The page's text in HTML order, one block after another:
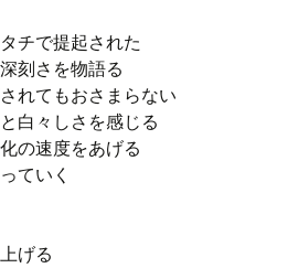
チで提起された
刻さを物語る
れてもおさまらない
白々しさを感じる
の速度をあげる
ていく
げる